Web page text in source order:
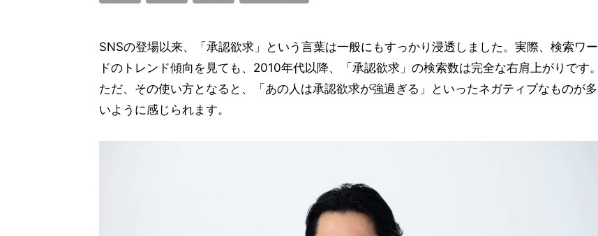
SNSの登場以来、「承認欲求」という言葉は一般にもすっかり浸透しました。実際、検索ワー
ドのトレンド傾向を見ても、2010年代以降、「承認欲求」の検索数は完全な右肩上がりです。
ただ、その使い方となると、「あの人は承認欲求が強過ぎる」といったネガティブなものが多
いように感じられます。